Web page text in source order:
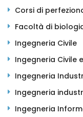
Corsi di
Facoltà di
Ingegneria Civile
Ingegneria Civile
Ingegneria
Ingegneria
Ingegneria